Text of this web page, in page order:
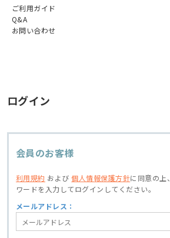
ご利用ガイド
Q&A
お問い合わせ
ログイン
会員のお客様
利用規約 および個人情報保護方針に同意の上、
ワードを入力してログインしてください。
メールアドレス：